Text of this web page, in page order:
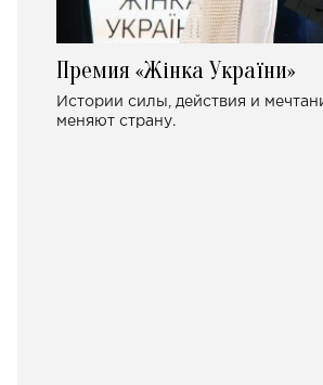
Премия «Жінка України»
Истории силы, действия и
меняют страну.